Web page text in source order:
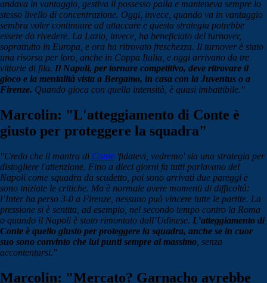
andava in vantaggio, gestiva il possesso palla e manteneva sempre lo
stesso livello di concentrazione. Oggi, invece, quando va in vantaggio
sembra voler continuare ad attaccare e questa strategia potrebbe
essere da rivedere. La Lazio, invece, ha beneficiato del turnover,
soprattutto in Europa, e ora ha ritrovato freschezza. Il turnover è stato
una risorsa per loro, anche in Coppa Italia, e oggi arrivano da tre
vittorie di fila. Il Napoli, per tornare competitivo, deve ritrovare il
gioco e la mentalità vista a Bergamo, in casa con la Juventus o a
Firenze. Quando gioca con quella intensità, è quasi imbattibile."
Marcolin: "L'atteggiamento di Conte è
giusto per proteggere la squadra"
"Credo che il mantra di Conte 'fidatevi, vedremo' sia una strategia per
distogliere l'attenzione. Fino a dieci giorni fa tutti parlavano del
Napoli come squadra da scudetto, poi sono arrivati due pareggi e
sono iniziate le critiche. Ma è normale avere momenti di difficoltà:
l’Inter ha perso 3-0 a Firenze, nessuno può vincere tutte le partite. La
pressione si è sentita, ad esempio, nel secondo tempo contro la Roma
o quando il Napoli è stato rimontato dall’Udinese. L’atteggiamento di
Conte è quello giusto per proteggere la squadra, anche se in cuor
suo sono convinto che lui punti sempre al massimo , senza
accontentarsi."
Marcolin: "Mercato? Garnacho avrebbe